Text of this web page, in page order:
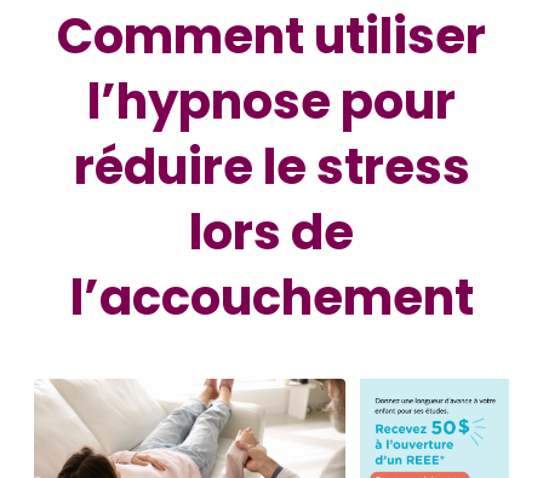
Comment utiliser
l’hypnose pour
réduire le stress
lors de
l’accouchement